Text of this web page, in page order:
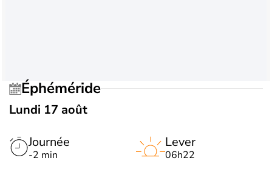
Éphéméride
Lundi 17 août
Journée
-2 min
Lever
06h22